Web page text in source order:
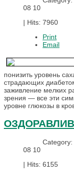
08 10
| Hits: 7960
Print
Email
понизить уровень
страдающих
заживление мелких
зрения — все эти
уровне глюкозы в
Category:
08 10
| Hits: 6155